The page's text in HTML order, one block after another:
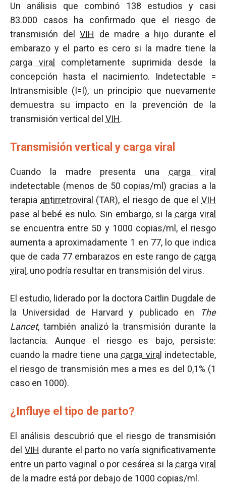
Un análisis que combinó 138 estudios y casi
83.000 casos ha confirmado que el riesgo de
transmisión del VIH de madre a hijo durante el
embarazo y el parto es cero si la madre tiene la
carga viral
completamente suprimida desde la
concepción hasta el nacimiento. Indetectable =
Intransmisible (I=I), un principio que nuevamente
demuestra su impacto en la prevención de la
transmisión vertical del VIH.
Transmisión vertical y carga viral
Cuando la madre presenta una carga viral
indetectable (menos de 50 copias/ml) gracias a la
terapia antirretroviral (TAR), el riesgo de que el VIH
pase al bebé es nulo. Sin embargo, si la carga viral
se encuentra entre 50 y 1000 copias/ml, el riesgo
aumenta a aproximadamente 1 en 77, lo que indica
que de cada 77 embarazos en este rango de carga
viral , uno podría resultar en transmisión del virus.
El estudio, liderado por la doctora Caitlin Dugdale de
la Universidad de Harvard y publicado en
The
Lancet, también analizó la transmisión durante la
lactancia. Aunque el riesgo es bajo, persiste:
cuando la madre tiene una carga viral indetectable,
el riesgo de transmisión mes a mes es del 0,1% (1
caso en 1000).
¿Influye el tipo de parto?
El análisis descubrió que el riesgo de transmisión
del VIH durante el parto no varía significativamente
entre un parto vaginal o por cesárea si la carga viral
de la madre está por debajo de 1000 copias/ml.